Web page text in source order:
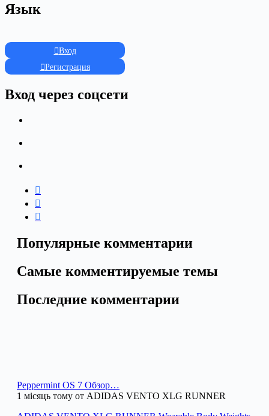
Язык
Вход
Регистрация
Вход через соцсети
Популярные комментарии
Самые комментируемые темы
Последние комментарии
Peppermint OS 7 Обзор…
1 місяць тому от ADIDAS VENTO XLG RUNNER